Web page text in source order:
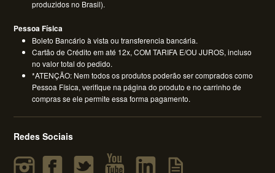
produzidos no Brasil).
Pessoa Física
Boleto Bancário à vista ou transferencia bancária.
Cartão de Crédito em até 12x, COM TARIFA E/OU JUROS, incluso
no valor total do pedido.
*ATENÇÃO: Nem todos os produtos poderão ser comprados como
Pessoa Física, verifique na página do produto e no carrinho de
compras se ele permite essa forma pagamento.
Redes Sociais